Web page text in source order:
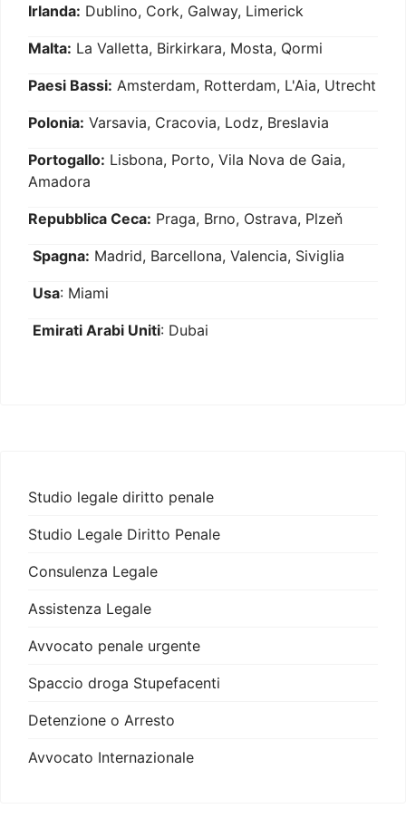
Irlanda: Dublino, Cork, Galway, Limerick
Malta: La Valletta, Birkirkara, Mosta, Qormi
Paesi Bassi: Amsterdam, Rotterdam, L'Aia, Utrecht
Polonia: Varsavia, Cracovia, Lodz, Breslavia
Portogallo: Lisbona, Porto, Vila Nova de Gaia,
Amadora
Repubblica Ceca: Praga, Brno, Ostrava, Plzeň
Spagna: Madrid, Barcellona, Valencia, Siviglia
Usa: Miami
Emirati Arabi Uniti: Dubai
Studio legale diritto penale
Studio Legale Diritto Penale
Consulenza Legale
Assistenza Legale
Avvocato penale urgente
Spaccio droga Stupefacenti
Detenzione o Arresto
Avvocato Internazionale